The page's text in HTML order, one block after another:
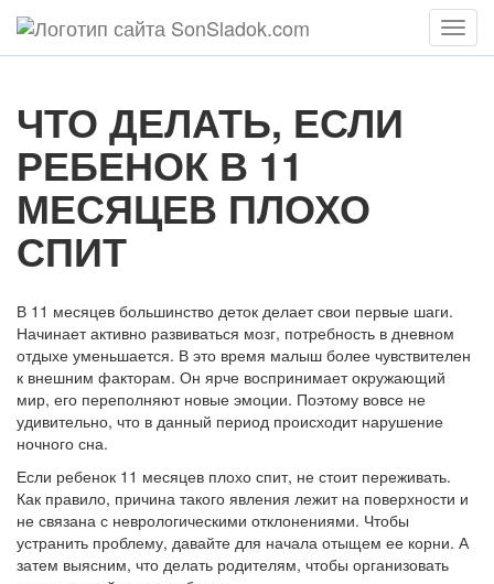
Меню
ЧТО ДЕЛАТЬ, ЕСЛИ
РЕБЕНОК В 11
МЕСЯЦЕВ ПЛОХО
СПИТ
В 11 месяцев большинство деток делает свои первые шаги.
Начинает активно развиваться мозг, потребность в дневном
отдыхе уменьшается. В это время малыш более чувствителен
к внешним факторам. Он ярче воспринимает окружающий
мир, его переполняют новые эмоции. Поэтому вовсе не
удивительно, что в данный период происходит нарушение
ночного сна.
Если ребенок 11 месяцев плохо спит, не стоит переживать.
Как правило, причина такого явления лежит на поверхности и
не связана с неврологическими отклонениями. Чтобы
устранить проблему, давайте для начала отыщем ее корни. А
затем выясним, что делать родителям, чтобы организовать